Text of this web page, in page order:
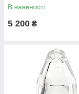
В наявності
5 200 ₴